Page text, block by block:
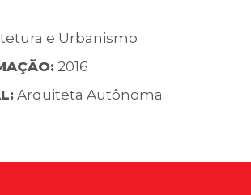
e Urbanismo
2016
Arquiteta Autônoma.